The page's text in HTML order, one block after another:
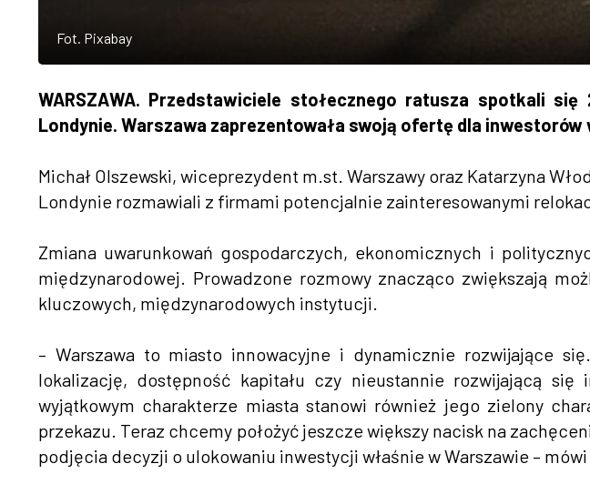
Fot. Pixabay
WARSZAWA. Przedstawiciele stołecznego ratusza spotkali
Londynie. Warszawa zaprezentowała swoją ofertę dla
Michał Olszewski, wiceprezydent m.st. Warszawy oraz Katarzyna
Londynie rozmawiali z firmami potencjalnie zainteresowanymi
Zmiana uwarunkowań gospodarczych, ekonomicznych i
międzynarodowej. Prowadzone rozmowy znacząco zwiększają
kluczowych, międzynarodowych instytucji.
– Warszawa to miasto innowacyjne i dynamicznie rozwijające
lokalizację, dostępność kapitału czy nieustannie rozwijającą
wyjątkowym charakterze miasta stanowi również jego zielony
przekazu. Teraz chcemy położyć jeszcze większy nacisk na
podjęcia decyzji o ulokowaniu inwestycji właśnie w Warszawie –